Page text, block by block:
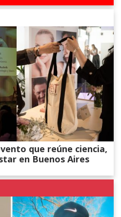
que reúne ciencia,
en Buenos Aires